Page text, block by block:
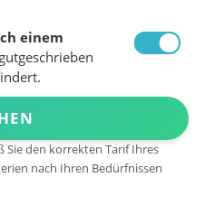
einem
Sie den korrekten Tarif Ihres
nach Ihren Bedürfnissen